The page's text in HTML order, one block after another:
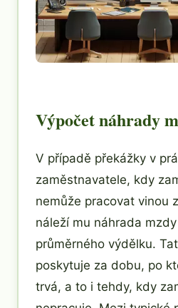
Výpočet náhrady
V případě překážky v
zaměstnavatele, kdy
nemůže pracovat vinou
náleží mu náhrada
průměrného výdělku.
poskytuje za dobu, po
trvá, a to i tehdy, kdy